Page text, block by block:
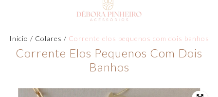
Início / Colares / Corrente elos pequenos com dois banhos
Corrente Elos Pequenos Com Dois
Banhos